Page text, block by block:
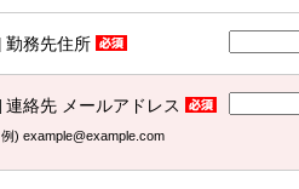
勤務先住所
連絡先 メールアドレス
例) example@example.com